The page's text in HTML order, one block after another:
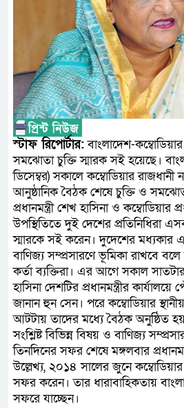
নেই :
স্টাফ রিপোর্টার:বাংলাদেশ-
সমঝোতা চুক্তি স্মারক সই হয়েছে।
ডিসেম্বর) সকালে কম্বোডিয়ার রাজধানী
আনুষ্ঠানিক বৈঠক শেষে চুক্তি ও
প্রধানমন্ত্রী শেখ হাসিনা ও কম্বোডিয়ার
উপস্থিতিতে দুই দেশের প্রতিনিধিরা
স্মারকে সই করেন। দুদেশের মধ্যকার
বাণিজ্য সম্প্রসারণে ভূমিকা রাখবে
কর্তা ব্যক্তিরা। এর আগে সকাল সাতটার
হাসিনা দেশটির প্রধানমন্ত্রীর
জানান হুন সেন। পরে কম্বোডিয়ার
আটটায় তাদের মধ্যে বৈঠক অনুষ্ঠিত
সংশ্লিষ্ট বিভিন্ন বিষয় ও বাণিজ্য
তিনদিনের সফর শেষে মঙ্গলবার
উল্লেখ্য, ২০১৪ সালের জুনে কম্বোডিয়ার
সফর করেন। তার ধারাবাহিকতায়
সফরে যাচ্ছেন।